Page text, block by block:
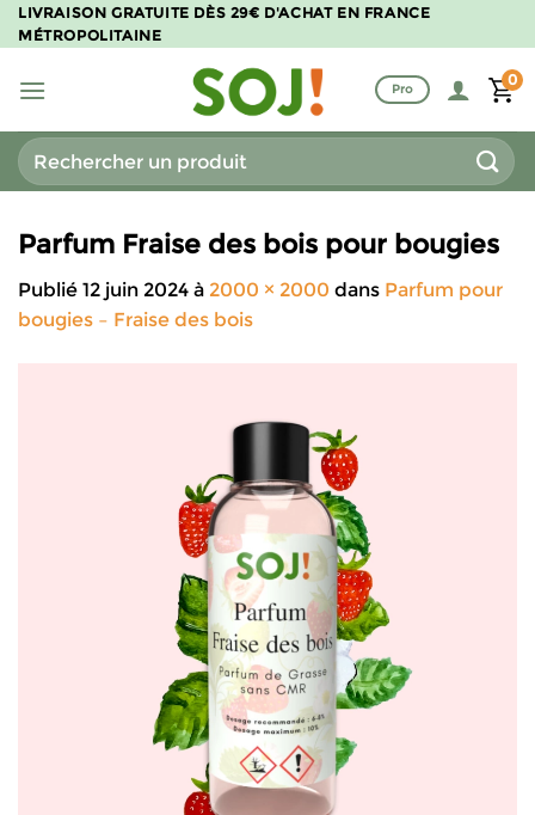
Passer
au
LIVRAISON GRATUITE DÈS 29€ D'ACHAT EN FRANCE
MÉTROPOLITAINE
Pro
0
Recherche
pour :
Parfum Fraise des bois pour bougies
Publié 12 juin 2024 à 2000 × 2000 dans Parfum pour
bougies – Fraise des bois